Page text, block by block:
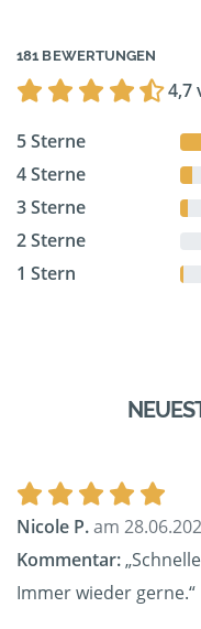
181 BEWERTUNGEN
4,7
5 Sterne
4 Sterne
3 Sterne
2 Sterne
1 Stern
Nicole P.am
Kommentar:
Immer wieder gerne.“